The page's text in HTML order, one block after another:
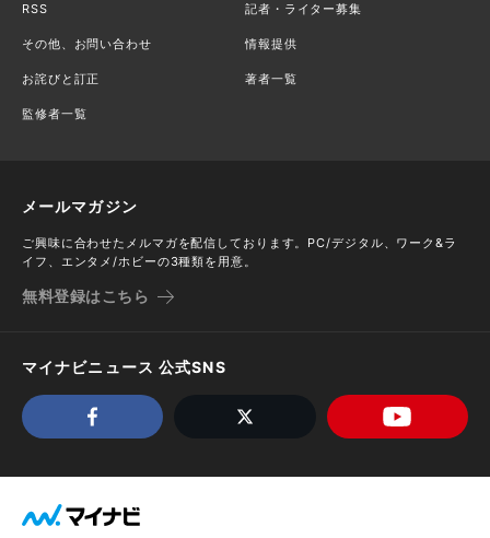
RSS 記者・ライター募集
その他、お問い合わせ 情報提供
お詫びと訂正 著者一覧
監修者一覧
メールマガジン
ご興味に合わせたメルマガを配信しております。PC/デジタル、ワーク&ラ
イフ、エンタメ/ホビーの3種類を用意。
無料登録はこちら
マイナビニュース 公式SNS